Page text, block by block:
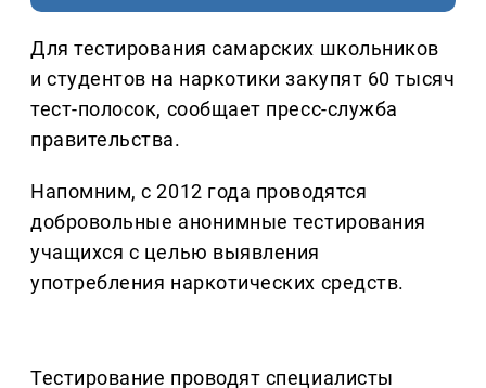
Для тестирования самарских школьников
и студентов на наркотики закупят 60 тысяч
тест-полосок, сообщает пресс-служба
правительства.
Напомним, с 2012 года проводятся
добровольные анонимные тестирования
учащихся с целью выявления
употребления наркотических средств.
Тестирование проводят специалисты